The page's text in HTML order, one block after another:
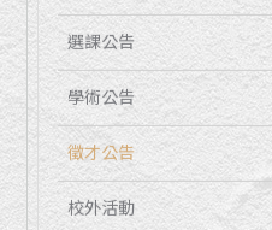
選課公告
學術公告
徵才公告
校外活動